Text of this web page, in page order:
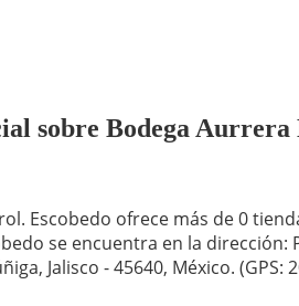
sobre Bodega Aurrera
Escobedo ofrece más de 0
se encuentra en la dirección:
Jalisco - 45640, México. (GPS: